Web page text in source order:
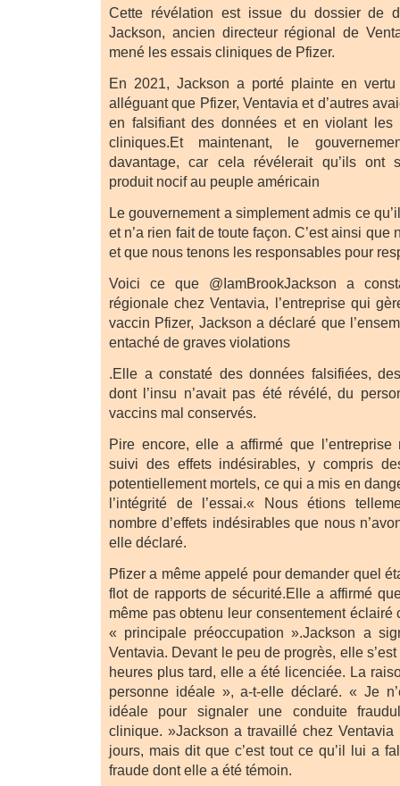
Cette révélation est issue du dossier de
Jackson, ancien directeur régional de
mené les essais cliniques de Pfizer.
En 2021, Jackson a porté plainte en
alléguant que Pfizer, Ventavia et d’autres
en falsifiant des données et en violant les
cliniques.Et maintenant, le
davantage, car cela révélerait qu’ils ont
produit nocif au peuple américain
Le gouvernement a simplement admis ce
et n’a rien fait de toute façon. C’est ainsi
et que nous tenons les responsables pour
Voici ce que @IamBrookJackson a
régionale chez Ventavia, l’entreprise qui
vaccin Pfizer, Jackson a déclaré que
entaché de graves violations
.Elle a constaté des données falsifiées,
dont l’insu n’avait pas été révélé, du
vaccins mal conservés.
Pire encore, elle a affirmé que l’entreprise
suivi des effets indésirables, y compris
potentiellement mortels, ce qui a mis en
l’intégrité de l’essai.« Nous étions
nombre d’effets indésirables que nous
elle déclaré.
Pfizer a même appelé pour demander quel
flot de rapports de sécurité.Elle a affirmé
même pas obtenu leur consentement éclairé
« principale préoccupation ».Jackson a
Ventavia. Devant le peu de progrès, elle
heures plus tard, elle a été licenciée. La
personne idéale », a-t-elle déclaré. « Je
idéale pour signaler une conduite
clinique. »Jackson a travaillé chez Ventavia
jours, mais dit que c’est tout ce qu’il lui a
fraude dont elle a été témoin.